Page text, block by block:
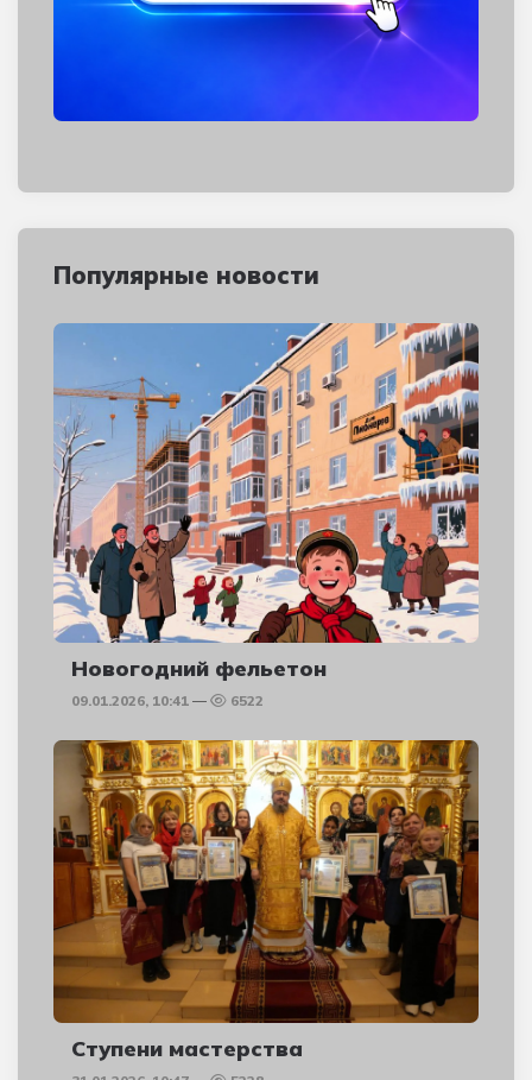
Популярные новости
Новогодний фельетон
09.01.2026, 10:41 6522
Ступени мастерства